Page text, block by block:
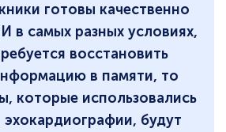
готовы качественно
в самых разных условиях,
восстановить
в памяти, то
которые использовались
будут